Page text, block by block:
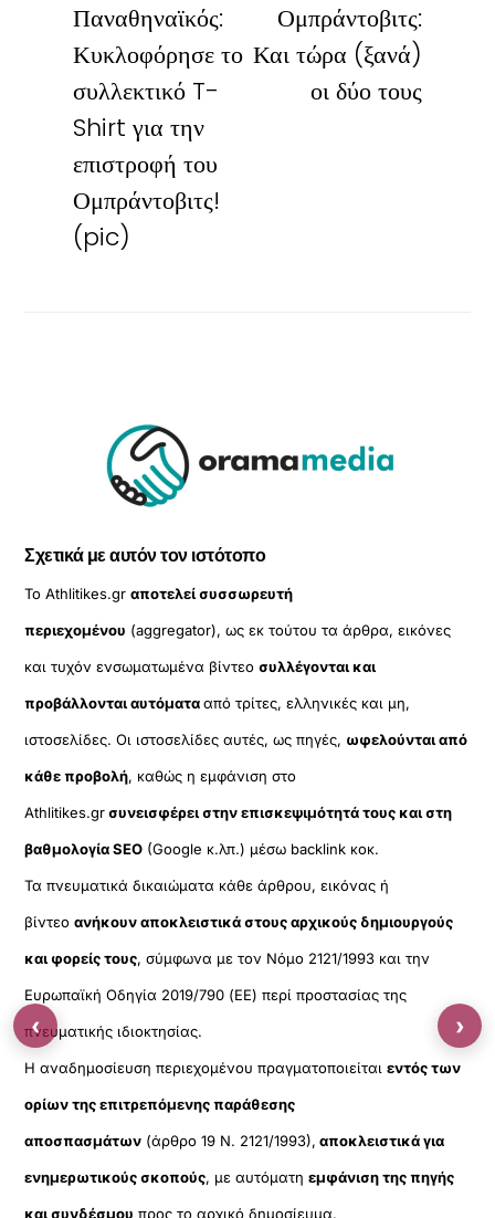
Παναθηναϊκός:
Κυκλοφόρησε το
συλλεκτικό T-
Shirt για την
επιστροφή του
Ομπράντοβιτς!
(pic)
Ομπράντοβιτς:
Και τώρα (ξανά)
οι δύο τους
Σχετικά με αυτόν τον ιστότοπο
Το Athlitikes.grαποτελεί συσσωρευτή
περιεχομένου (aggregator), ως εκ τούτου τα άρθρα, εικόνες
και τυχόν ενσωματωμένα βίντεοσυλλέγονται και
προβάλλονται αυτόματααπό τρίτες, ελληνικές και μη,
ιστοσελίδες. Οι ιστοσελίδες αυτές, ως πηγές, ωφελούνται από
κάθε προβολή, καθώς η εμφάνιση στο
Athlitikes.grσυνεισφέρει στην επισκεψιμότητά τους και στη
βαθμολογία SEO (Google κ.λπ.) μέσω backlink κοκ.
Τα πνευματικά δικαιώματα κάθε άρθρου, εικόνας ή
βίντεοανήκουν αποκλειστικά στους αρχικούς δημιουργούς
και φορείς τους, σύμφωνα με τον Νόμο 2121/1993 και την
Ευρωπαϊκή Οδηγία 2019/790 (ΕΕ) περί προστασίας της
πνευματικής ιδιοκτησίας.
Η αναδημοσίευση περιεχομένου πραγματοποιείταιεντός των
ορίων της επιτρεπόμενης παράθεσης
αποσπασμάτων (άρθρο 19 Ν. 2121/1993), αποκλειστικά για
ενημερωτικούς σκοπούς, με αυτόματηεμφάνιση της πηγής
και συνδέσμου προς το αρχικό δημοσίευμα.
‹ ›